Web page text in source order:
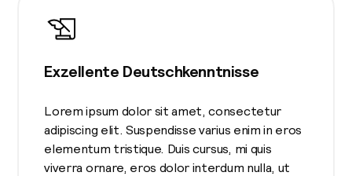
Exzellente Deutschkenntnisse
Lorem ipsum dolor sit amet, consectetur
adipiscing elit. Suspendisse varius enim in eros
elementum tristique. Duis cursus, mi quis
viverra ornare, eros dolor interdum nulla, ut